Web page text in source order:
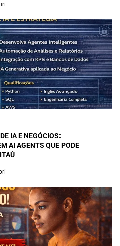
IA E NEGÓCIOS:
AI AGENTS QUE PODE